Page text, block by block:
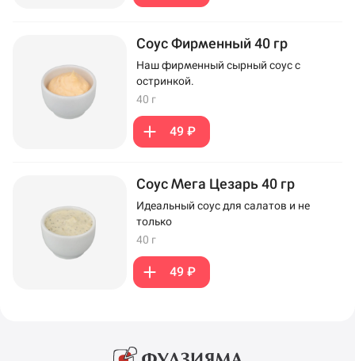
Соус Фирменный 40 гр
Наш фирменный сырный соус с
остринкой.
40 г
49 ₽
Соус Мега Цезарь 40 гр
Идеальный соус для салатов и не
только
40 г
49 ₽